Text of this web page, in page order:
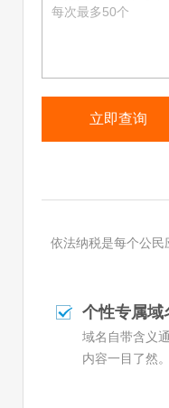
依法纳税是每个公
个性专属域
域名自带含义
内容一目了然